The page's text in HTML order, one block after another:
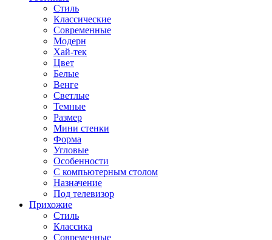
Стиль
Классические
Современные
Модерн
Хай-тек
Цвет
Белые
Венге
Светлые
Темные
Размер
Мини стенки
Форма
Угловые
Особенности
С компьютерным столом
Назначение
Под телевизор
Прихожие
Стиль
Классика
Современные